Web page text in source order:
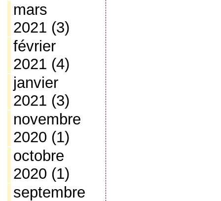
mars
2021 (3)
février
2021 (4)
janvier
2021 (3)
novembre
2020 (1)
octobre
2020 (1)
septembre